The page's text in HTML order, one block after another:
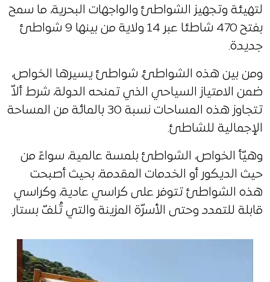
لتهيئة وتجهيز الشواطئ والواجهات البحرية، ما سمح
بفتح 470 شاطئا عبر 14 ولاية من بينها 9 شواطئ
جديدة.
ومن بين هذه الشواطئ، شواطئ يسيرها الخواص،
ضمن الامتياز السياحي الذي تمنحه الدولة، شرط ألاّ
تتجاوز هذه المساحات نسبة 30 بالمائة من المساحة
الإجمالية للشاطئ.
وهيّأ الخواص، الشواطئ بلمسة عالمية، سواءً من
حيث الديكور أو الخدمات المقدمة، بحيث أصبحت
هذه الشواطئ تتوفر على كراسي عادية، وكراسي
قابلة للتمدد وحتى الأسرّة المزينة والتي تُلفّ بستار.